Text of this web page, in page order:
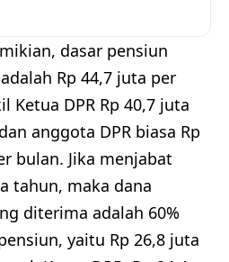
dasar pensiun
Rp 44,7 juta per
Ketua DPR Rp 40,7 juta
anggota DPR biasa Rp
bulan. Jika menjabat
tahun, maka dana
diterima adalah 60%
yaitu Rp 26,8 juta